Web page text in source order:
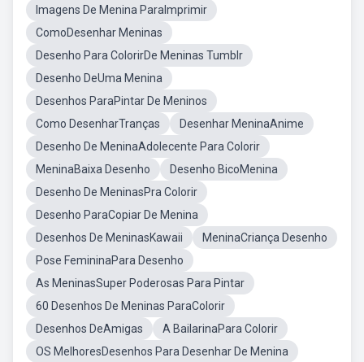
Imagens De Menina ParaImprimir
ComoDesenhar Meninas
Desenho Para ColorirDe Meninas Tumblr
Desenho DeUma Menina
Desenhos ParaPintar De Meninos
Como DesenharTranças
Desenhar MeninaAnime
Desenho De MeninaAdolecente Para Colorir
MeninaBaixa Desenho
Desenho BicoMenina
Desenho De MeninasPra Colorir
Desenho ParaCopiar De Menina
Desenhos De MeninasKawaii
MeninaCriança Desenho
Pose FemininaPara Desenho
As MeninasSuper Poderosas Para Pintar
60 Desenhos De Meninas ParaColorir
Desenhos DeAmigas
A BailarinaPara Colorir
OS MelhoresDesenhos Para Desenhar De Menina